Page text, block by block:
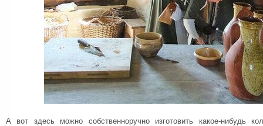
А вот здесь можно собственноручно изготовить какое-нибудь